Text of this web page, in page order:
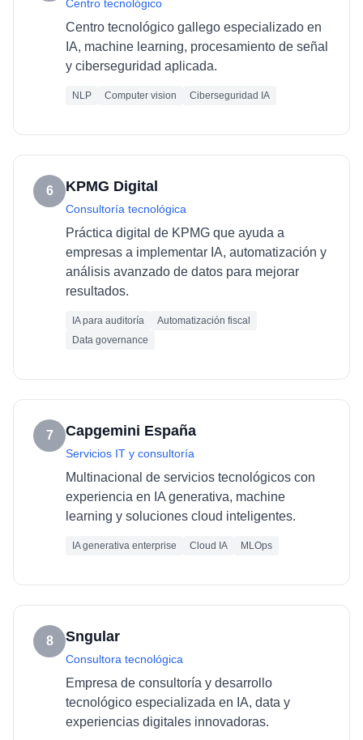
Centro tecnológico
Centro tecnológico gallego especializado en
IA, machine learning, procesamiento de señal
y ciberseguridad aplicada.
NLP Computer vision Ciberseguridad IA
6 KPMG Digital
Consultoría tecnológica
Práctica digital de KPMG que ayuda a
empresas a implementar IA, automatización y
análisis avanzado de datos para mejorar
resultados.
IA para auditoría
Automatización fiscal
Data governance
7 Capgemini España
Servicios IT y consultoría
Multinacional de servicios tecnológicos con
experiencia en IA generativa, machine
learning y soluciones cloud inteligentes.
IA generativa enterprise Cloud IA MLOps
8 Sngular
Consultora tecnológica
Empresa de consultoría y desarrollo
tecnológico especializada en IA, data y
experiencias digitales innovadoras.